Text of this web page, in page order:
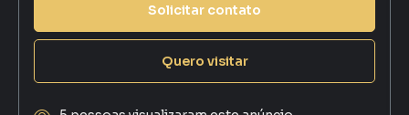
Solicitar contato
Quero visitar